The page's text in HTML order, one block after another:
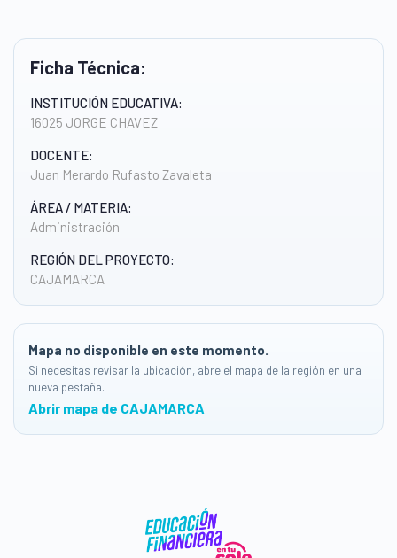
Ficha Técnica:
INSTITUCIÓN EDUCATIVA:
16025 JORGE CHAVEZ
DOCENTE:
Juan Merardo Rufasto Zavaleta
ÁREA / MATERIA:
Administración
REGIÓN DEL PROYECTO:
CAJAMARCA
Mapa no disponible en este momento.
Si necesitas revisar la ubicación, abre el mapa de la región en una
nueva pestaña.
Abrir mapa de CAJAMARCA